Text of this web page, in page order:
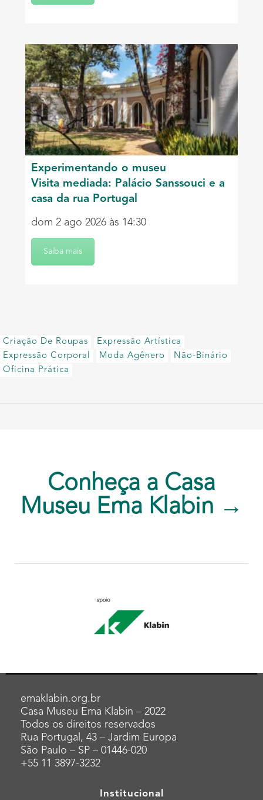
Experimentando o museu
Visita mediada: Palácio Sanssouci e a
casa da rua Portugal
dom 2 ago 2026 às 14:30
Saiba mais
Criação De Roupas
Expressão Artística
Expressão Corporal
Moda Agênero
Não-Binário
Oficina Prática
Conheça a Casa
Museu Ema Klabin →
emaklabin.org.br
Casa Museu Ema Klabin – 2022
Todos os direitos reservados
Rua Portugal, 43 – Jardim Europa
São Paulo – SP – 01446-020
+55 11 3897-3232
Institucional